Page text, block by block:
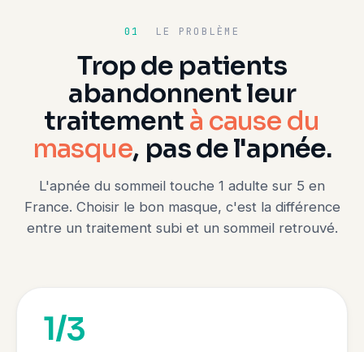
01 LE PROBLÈME
Trop de patients
abandonnent leur
traitement à cause du
masque, pas de l'apnée.
L'apnée du sommeil touche 1 adulte sur 5 en
France. Choisir le bon masque, c'est la différence
entre un traitement subi et un sommeil retrouvé.
1/3